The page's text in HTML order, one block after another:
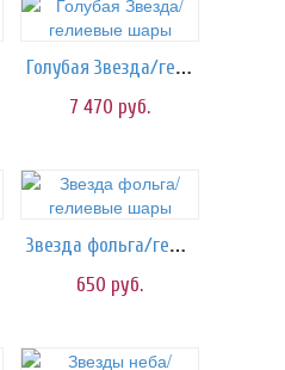
Голубая Звезда/гелиевые шары
7 470 руб.
Звезда фольга/гелиевые шары
650 руб.